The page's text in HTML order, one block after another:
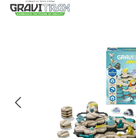
Bildergalerie überspringen